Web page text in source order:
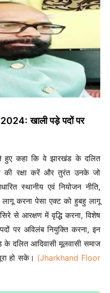
2024:खाली पड़े पदों पर
हुए कहा कि वे झारखंड के दलित
की रक्षा करें और तुरंत उनके जो
स्थानीय एवं नियोजन नीति,
करना पेसा एक्ट को हुबहु लागू
से आरक्षण में वृद्धि करना, विशेष
पर अविलंब नियुक्ति करना, इन
के दलित आदिवासी मूलवासी समाज
हो सके। (Jharkhand Floor